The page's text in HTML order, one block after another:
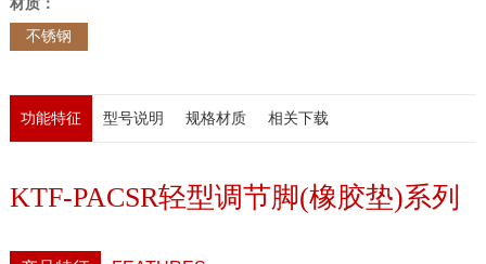
材质：
不锈钢
功能特征 型号说明 规格材质 相关下载
KTF-PACSR轻型调节脚(橡胶垫)系列